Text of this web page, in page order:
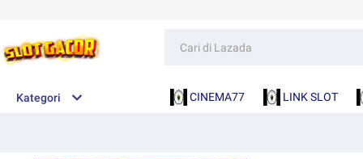
Kategori CINEMA77 LINK SLOT